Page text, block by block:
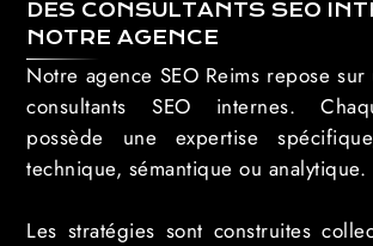
DES CONSULTANTS SEO
NOTRE AGENCE
Notre agence SEO Reims repose
consultants SEO internes.
possède une expertise
technique, sémantique ou analytique.
Les stratégies sont construites